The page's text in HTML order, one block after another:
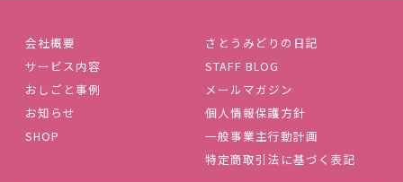
会社概要
サービス内容
おしごと事例
お知らせ
SHOP
さとうみどりの日記
STAFF BLOG
メールマガジン
個人情報保護方針
一般事業主行動計画
特定商取引法に基づく表記